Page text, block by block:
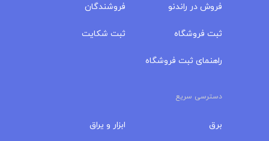
فروش در راندنو
ثبت فروشگاه
راهنمای ثبت فروشگاه
فروشندگان
ثبت شکایت
دسترسی سریع
برق ابزار و یراق